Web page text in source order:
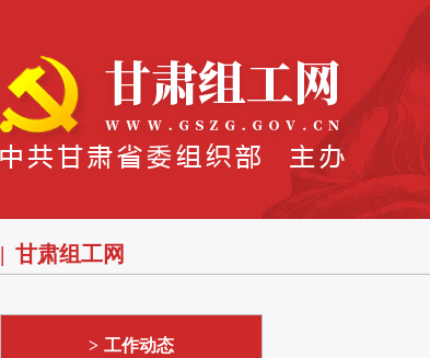
甘肃组工网
工作动态